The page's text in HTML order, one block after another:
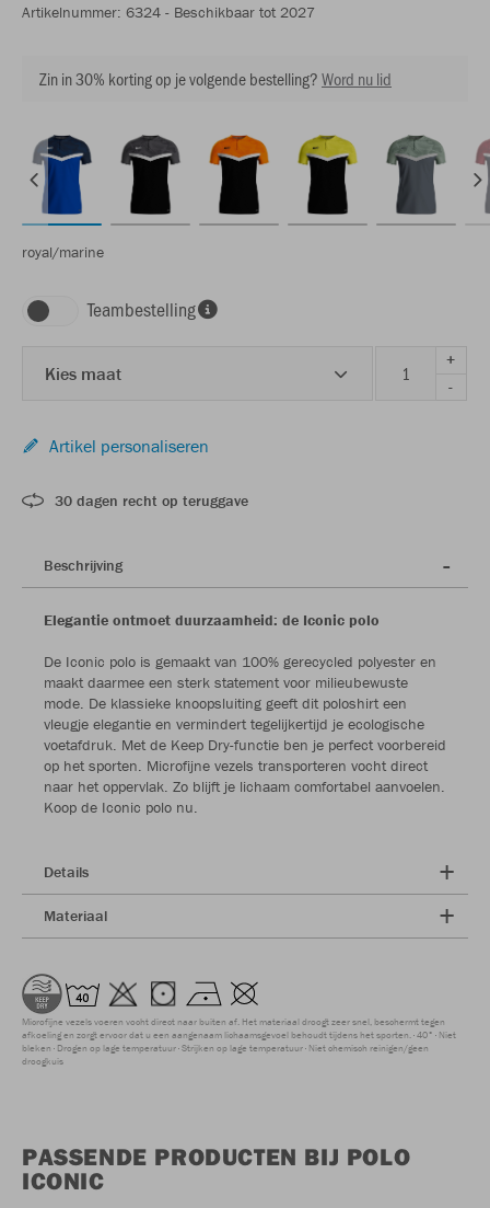
Artikelnummer: 6324 - Beschikbaar tot 2027
Zin in 30% korting op je volgende bestelling?Word nu lid
royal/marine
Teambestelling
Kies maat
+
-
Artikel personaliseren
30 dagen recht op teruggave
Beschrijving
Elegantie ontmoet duurzaamheid: de Iconic polo
De Iconic polo is gemaakt van 100% gerecycled polyester en
maakt daarmee een sterk statement voor milieubewuste
mode. De klassieke knoopsluiting geeft dit poloshirt een
vleugje elegantie en vermindert tegelijkertijd je ecologische
voetafdruk. Met de Keep Dry-functie ben je perfect voorbereid
op het sporten. Microfijne vezels transporteren vocht direct
naar het oppervlak. Zo blijft je lichaam comfortabel aanvoelen.
Koop de Iconic polo nu.
Details
Materiaal
Microfijne vezels voeren vocht direct naar buiten af. Het materiaal droogt zeer snel, beschermt tegen
afkoeling en zorgt ervoor dat u een aangenaam lichaamsgevoel behoudt tijdens het sporten. 40° Niet
bleken Drogen op lage temperatuur Strijken op lage temperatuur Niet chemisch reinigen/geen
droogkuis
PASSENDE PRODUCTEN BIJ POLO
ICONIC